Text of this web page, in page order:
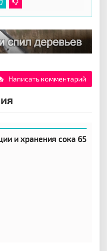
Написать комментарий
и хранения сока 65